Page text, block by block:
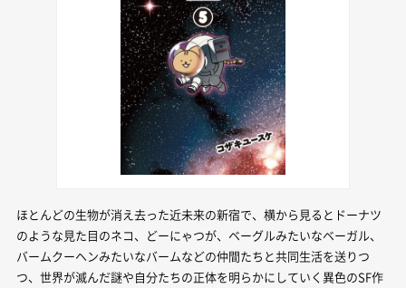
ほとんどの生物が消え去った近未来の新宿で、横から見るとドーナツ
のような見た目のネコ、どーにゃつが、ベーグルみたいなベーガル、
バームクーヘンみたいなバームなどの仲間たちと共同生活を送りつ
つ、世界が滅んだ謎や自分たちの正体を明らかにしていく異色のSF作